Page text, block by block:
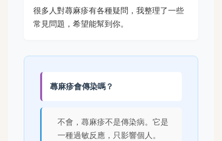
很多人對蕁麻疹有各種疑問，我整理了一些
常見問題，希望能幫到你。
蕁麻疹會傳染嗎？
不會，蕁麻疹不是傳染病。它是
一種過敏反應，只影響個人。